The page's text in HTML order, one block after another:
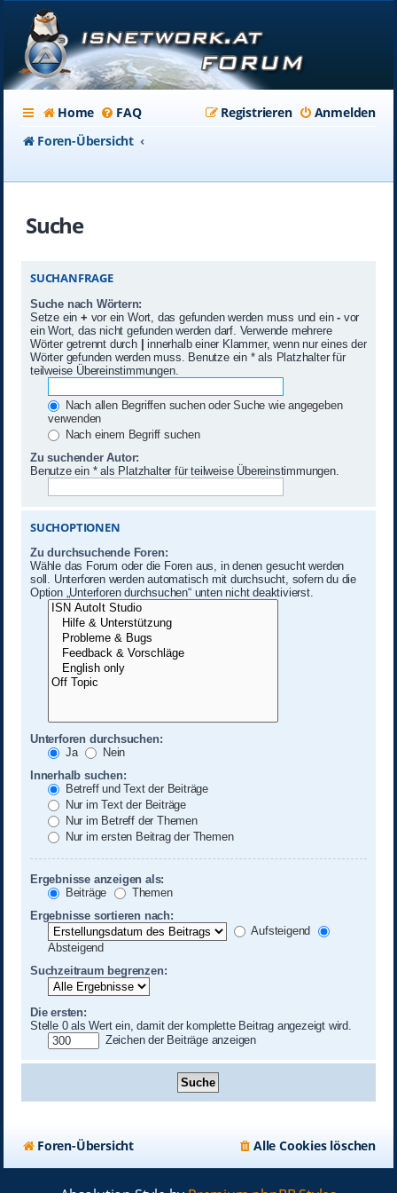
Home FAQ Anmelden
Registrieren
Foren-Übersicht
Suche
SUCHANFRAGE
Suche nach Wörtern:
Setze ein + vor ein Wort, das gefunden werden muss und ein-vor
ein Wort, das nicht gefunden werden darf. Verwende mehrere
Wörter getrennt durch | innerhalb einer Klammer, wenn nur eines der
Wörter gefunden werden muss. Benutze ein * als Platzhalter für
teilweise Übereinstimmungen.
Nach allen Begriffen suchen oder Suche wie angegeben
verwenden
Nach einem Begriff suchen
Zu suchender Autor:
Benutze ein * als Platzhalter für teilweise Übereinstimmungen.
SUCHOPTIONEN
Zu durchsuchende Foren:
Wähle das Forum oder die Foren aus, in denen gesucht werden
soll. Unterforen werden automatisch mit durchsucht, sofern du die
Option „Unterforen durchsuchen“ unten nicht deaktivierst.
Unterforen durchsuchen:
Ja
Nein
Innerhalb suchen:
Betreff und Text der Beiträge
Nur im Text der Beiträge
Nur im Betreff der Themen
Nur im ersten Beitrag der Themen
Ergebnisse anzeigen als:
Beiträge
Themen
Ergebnisse sortieren nach:
Aufsteigend
Absteigend
Suchzeitraum begrenzen:
Die ersten:
Stelle 0 als Wert ein, damit der komplette Beitrag angezeigt wird.
Zeichen der Beiträge anzeigen
Foren-Übersicht Alle Cookies löschen